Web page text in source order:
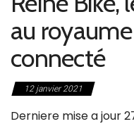
au
connecté
12 janvier 2021
Derniere mise a jour